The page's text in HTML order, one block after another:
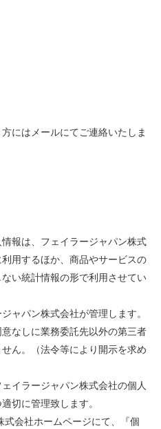
にはメールにてご連絡いたしま
報は、フェイラージャパン株式
用するほか、商品やサービスの
い統計情報の形で利用させてい
ャパン株式会社が管理します。
なしに業務委託先以外の第三者
ん。（法令等により開示を求め
イラージャパン株式会社の個人
切に管理致します。
会社ホームページにて、『個